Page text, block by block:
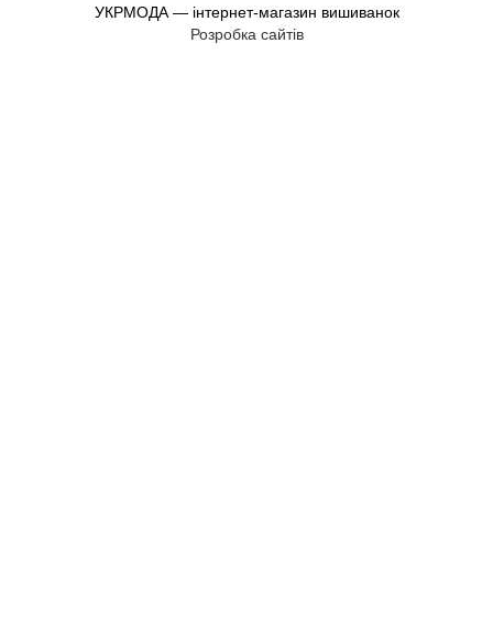
УКРМОДА — інтернет-магазин вишиванок
Розробка сайтів